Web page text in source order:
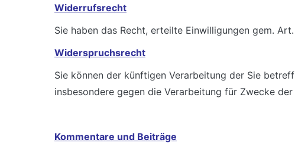
Widerrufsrecht
Sie haben das Recht, erteilte Einwilligungen gem.
Widerspruchsrecht
Sie können der künftigen Verarbeitung der Sie
insbesondere gegen die Verarbeitung für Zwecke
Kommentare und Beiträge